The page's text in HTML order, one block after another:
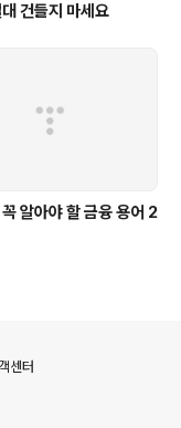
건들지 마세요
알아야 할 금융 용어 2
센터